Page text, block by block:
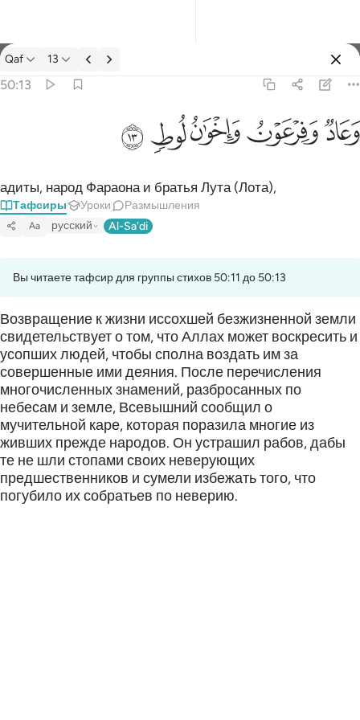
Тафсир: Qaf 50:13
Qaf 13
50:13
وَعَادٌۭ وَفِرْعَوْنُ وَإِخْوَٰنُ لُوطٍۢ ١٣
ﲳﲴﲵﲶﲷ
адиты, народ Фараона и братья Лута (Лота),
Тафсиры Уроки Размышления
Aa русский Al-Sa'di
Вы читаете тафсир для группы стихов 50:11 до 50:13
Возвращение к жизни иссохшей безжизненной земли
свидетельствует о том, что Аллах может воскресить и
усопших людей, чтобы сполна воздать им за
совершенные ими деяния. После перечисления
многочисленных знамений, разбросанных по
небесам и земле, Всевышний сообщил о
мучительной каре, которая поразила многие из
живших прежде народов. Он устрашил рабов, дабы
те не шли стопами своих неверующих
предшественников и сумели избежать того, что
погубило их собратьев по неверию.